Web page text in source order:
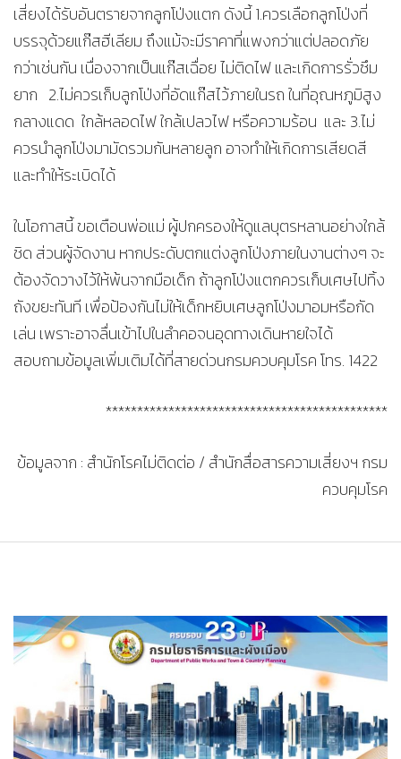
เสี่ยงได้รับอันตรายจากลูกโป่งแตก ดังนี้ 1.ควรเลือกลูกโป่งที่
บรรจุด้วยแก๊สฮีเลียม ถึงแม้จะมีราคาที่แพงกว่าแต่ปลอดภัย
กว่าเช่นกัน เนื่องจากเป็นแก๊สเฉื่อย ไม่ติดไฟ และเกิดการรั่วซึม
ยาก 2.ไม่ควรเก็บลูกโป่งที่อัดแก๊สไว้ภายในรถ ในที่อุณหภูมิสูง
กลางแดด ใกล้หลอดไฟ ใกล้เปลวไฟ หรือความร้อน และ 3.ไม่
ควรนำลูกโป่งมามัดรวมกันหลายลูก อาจทำให้เกิดการเสียดสี
และทำให้ระเบิดได้
ในโอกาสนี้ ขอเตือนพ่อแม่ ผู้ปกครองให้ดูแลบุตรหลานอย่างใกล้
ชิด ส่วนผู้จัดงาน หากประดับตกแต่งลูกโป่งภายในงานต่างๆ จะ
ต้องจัดวางไว้ให้พ้นจากมือเด็ก ถ้าลูกโป่งแตกควรเก็บเศษไปทิ้ง
ถังขยะทันที เพื่อป้องกันไม่ให้เด็กหยิบเศษลูกโป่งมาอมหรือกัด
เล่น เพราะอาจลื่นเข้าไปในลำคอจนอุดทางเดินหายใจได้
สอบถามข้อมูลเพิ่มเติมได้ที่สายด่วนกรมควบคุมโรค โทร. 1422
*********************************************
ข้อมูลจาก : สำนักโรคไม่ติดต่อ / สำนักสื่อสารความเสี่ยงฯ กรม
ควบคุมโรค